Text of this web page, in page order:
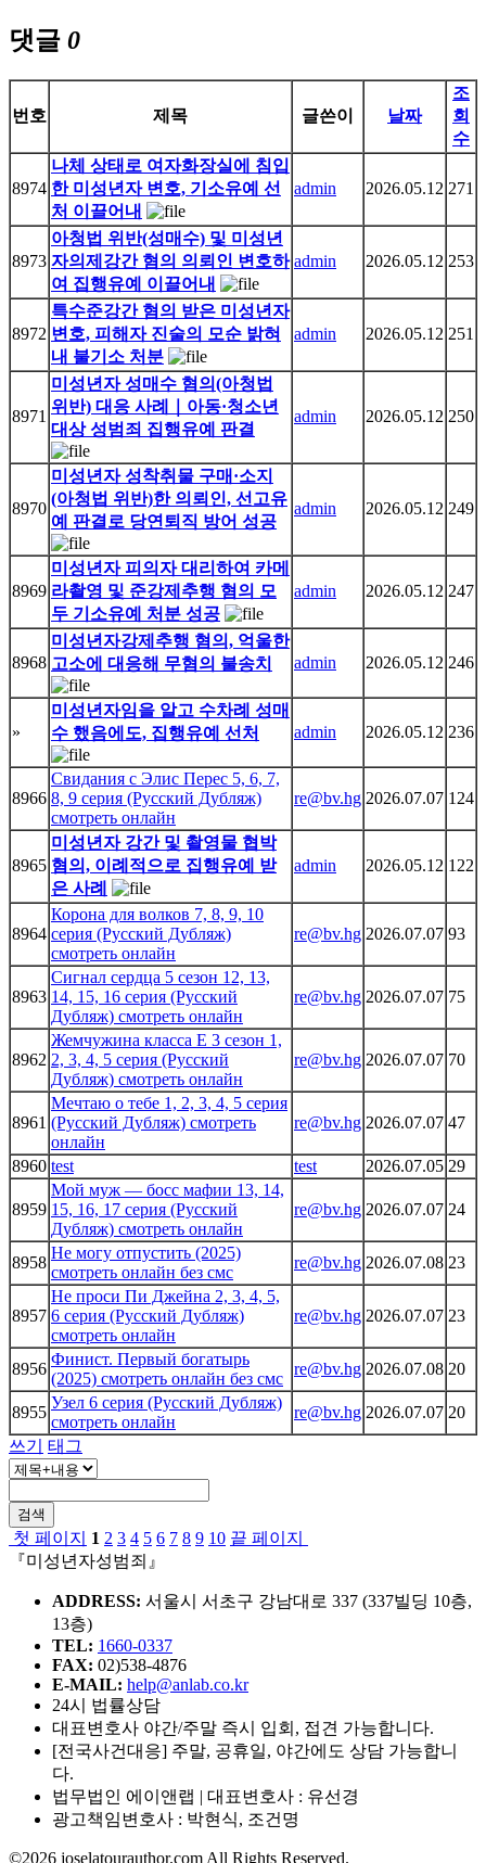
댓글 0
번호 제목 글쓴이 날짜
조
회
수
8974
나체 상태로 여자화장실에 침입
한 미성년자 변호, 기소유예 선
처 이끌어내
admin 2026.05.12 271
8973
아청법 위반(성매수) 및 미성년
자의제강간 혐의 의뢰인 변호하
여 집행유예 이끌어내
admin 2026.05.12 253
8972
특수준강간 혐의 받은 미성년자
변호, 피해자 진술의 모순 밝혀
내 불기소 처분
admin 2026.05.12 251
8971
미성년자 성매수 혐의(아청법
위반) 대응 사례｜아동·청소년
대상 성범죄 집행유예 판결
admin 2026.05.12 250
8970
미성년자 성착취물 구매·소지
(아청법 위반)한 의뢰인, 선고유
예 판결로 당연퇴직 방어 성공
admin 2026.05.12 249
8969
미성년자 피의자 대리하여 카메
라촬영 및 준강제추행 혐의 모
두 기소유예 처분 성공
admin 2026.05.12 247
8968
미성년자강제추행 혐의, 억울한
고소에 대응해 무혐의 불송치
admin 2026.05.12 246
»
미성년자임을 알고 수차례 성매
수 했음에도, 집행유예 선처
admin 2026.05.12 236
8966
Свидания с Элис Перес 5, 6, 7,
8, 9 серия (Русский Дубляж)
смотреть онлайн
re@bv.hg 2026.07.07 124
8965
미성년자 강간 및 촬영물 협박
혐의, 이례적으로 집행유예 받
은 사례
admin 2026.05.12 122
8964
Корона для волков 7, 8, 9, 10
серия (Русский Дубляж)
смотреть онлайн
re@bv.hg 2026.07.07 93
8963
Сигнал сердца 5 сезон 12, 13,
14, 15, 16 серия (Русский
Дубляж) смотреть онлайн
re@bv.hg 2026.07.07 75
8962
Жемчужина класса Е 3 сезон 1,
2, 3, 4, 5 серия (Русский
Дубляж) смотреть онлайн
re@bv.hg 2026.07.07 70
8961
Мечтаю о тебе 1, 2, 3, 4, 5 серия
(Русский Дубляж) смотреть
онлайн
re@bv.hg 2026.07.07 47
8960 test test 2026.07.05 29
8959
Мой муж — босс мафии 13, 14,
15, 16, 17 серия (Русский
Дубляж) смотреть онлайн
re@bv.hg 2026.07.07 24
8958
Не могу отпустить (2025)
смотреть онлайн без смс
re@bv.hg 2026.07.08 23
8957
Не проси Пи Джейна 2, 3, 4, 5,
6 серия (Русский Дубляж)
смотреть онлайн
re@bv.hg 2026.07.07 23
8956
Финист. Первый богатырь
(2025) смотреть онлайн без смс
re@bv.hg 2026.07.08 20
8955
Узел 6 серия (Русский Дубляж)
смотреть онлайн
re@bv.hg 2026.07.07 20
쓰기
태그
검색
첫 페이지 1 2 3 4 5 6 7 8 9 10 끝 페이지
『미성년자성범죄』
ADDRESS: 서울시 서초구 강남대로 337 (337빌딩 10층,
13층)
TEL: 1660-0337
FAX: 02)538-4876
E-MAIL: help@anlab.co.kr
24시 법률상담
대표변호사 야간/주말 즉시 입회, 접견 가능합니다.
[전국사건대응] 주말, 공휴일, 야간에도 상담 가능합니
다.
법무법인 에이앤랩 | 대표변호사 : 유선경
광고책임변호사 : 박현식, 조건명
©2026 joselatourauthor.com All Rights Reserved.